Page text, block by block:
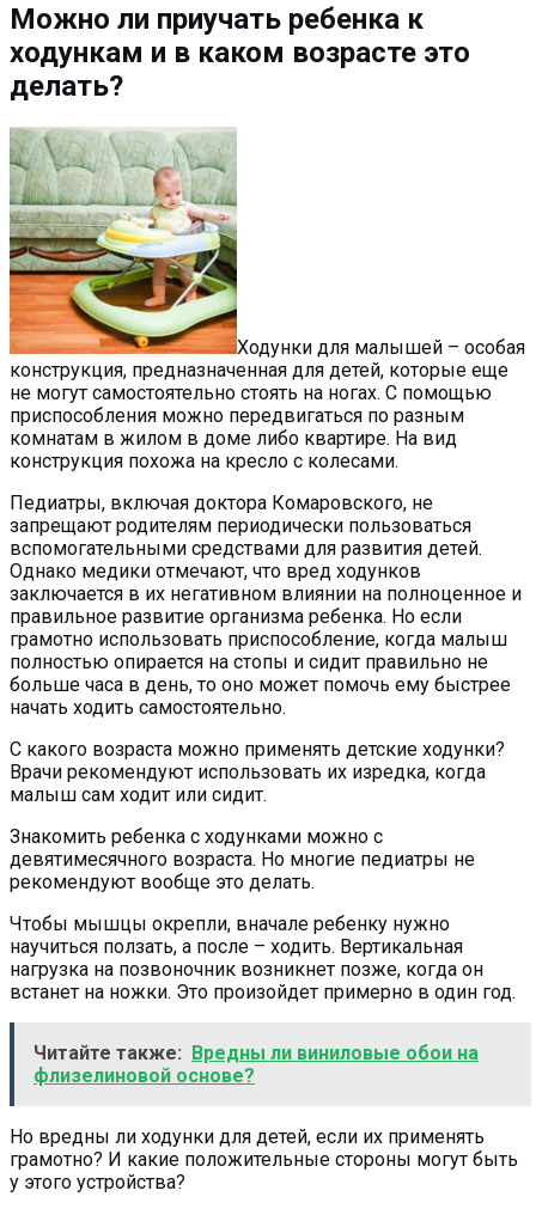
Можно ли приучать ребенка к
ходункам и в каком возрасте это
делать?
Ходунки для малышей – особая
конструкция, предназначенная для детей, которые еще
не могут самостоятельно стоять на ногах. С помощью
приспособления можно передвигаться по разным
комнатам в жилом в доме либо квартире. На вид
конструкция похожа на кресло с колесами.
Педиатры, включая доктора Комаровского, не
запрещают родителям периодически пользоваться
вспомогательными средствами для развития детей.
Однако медики отмечают, что вред ходунков
заключается в их негативном влиянии на полноценное и
правильное развитие организма ребенка. Но если
грамотно использовать приспособление, когда малыш
полностью опирается на стопы и сидит правильно не
больше часа в день, то оно может помочь ему быстрее
начать ходить самостоятельно.
С какого возраста можно применять детские ходунки?
Врачи рекомендуют использовать их изредка, когда
малыш сам ходит или сидит.
Знакомить ребенка с ходунками можно с
девятимесячного возраста. Но многие педиатры не
рекомендуют вообще это делать.
Чтобы мышцы окрепли, вначале ребенку нужно
научиться ползать, а после – ходить. Вертикальная
нагрузка на позвоночник возникнет позже, когда он
встанет на ножки. Это произойдет примерно в один год.
Читайте также: Вредны ли виниловые обои на
флизелиновой основе?
Но вредны ли ходунки для детей, если их применять
грамотно? И какие положительные стороны могут быть
у этого устройства?